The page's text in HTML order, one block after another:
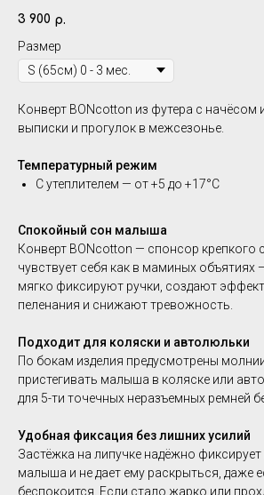
3 900 р.
Размер
Конверт BONcotton из футера с начёсом
выписки и прогулок в межсезонье.
Температурный режим
С утеплителем — от +5 до +17°C
Спокойный сон малыша
Конверт BONcotton — спонсор крепкого
чувствует себя как в маминых объятиях
мягко фиксируют ручки, создают
пеленания и снижают тревожность.
Подходит для коляски и автолюльки
По бокам изделия предусмотрены
пристегивать малыша в коляске или
для 5-ти точечных неразъемных ремней
Удобная фиксация без лишних усилий
Застёжка на липучке надёжно
малыша и не дает ему раскрыться, даже
беспокоится. Если стало жарко или